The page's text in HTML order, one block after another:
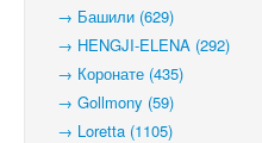
→ Башили (629)
→ HENGJI-ELENA (292)
→ Коронате (435)
→ Gollmony (59)
→ Loretta (1105)